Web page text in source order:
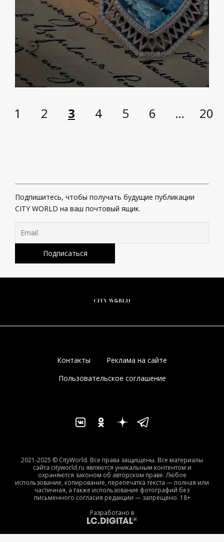
1 2 3 4 5 6 … 20
Подпишитесь, чтобы получать будущие публикации
CITY WORLD на ваш почтовый ящик.
Контакты
Реклама на сайте
Пользовательское соглашение
2021-2025 © CityWorld. Все права защищены. Все материалы
сайта cityworld.ru являются уникальным контентом и
охраняются законом об авторском праве. Любое
использование, копирование, перепечатка текста — полная или
частичная, а также использование фотографий без
письменного согласия редакции — запрещено. 18+
Разработано в